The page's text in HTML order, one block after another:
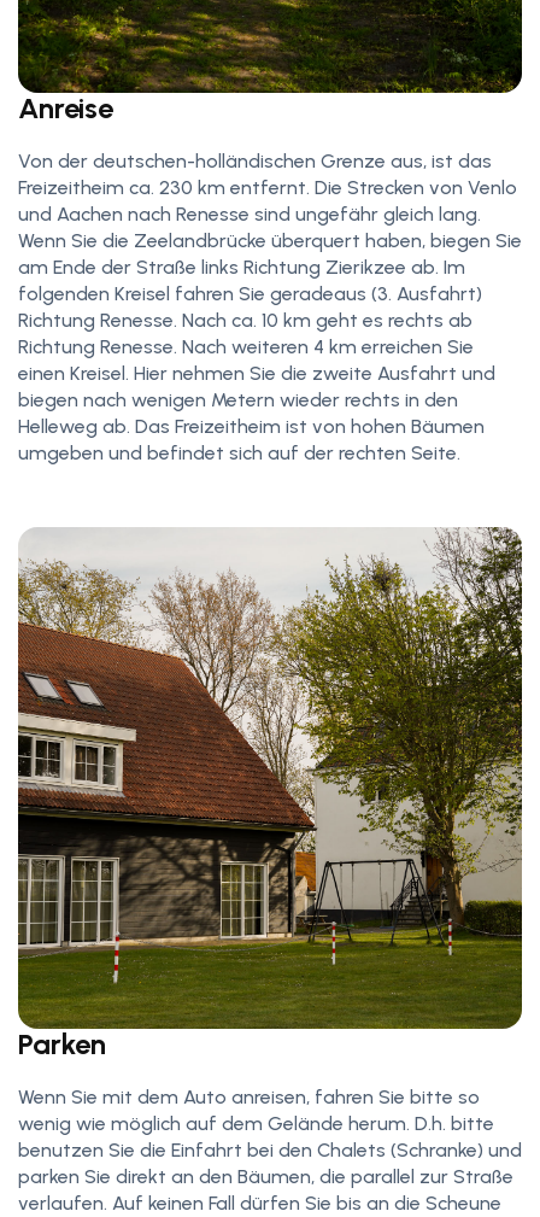
Anreise
Von der deutschen-holländischen Grenze aus, ist das
Freizeitheim ca. 230 km entfernt. Die Strecken von Venlo
und Aachen nach Renesse sind ungefähr gleich lang.
Wenn Sie die Zeelandbrücke überquert haben, biegen Sie
am Ende der Straße links Richtung Zierikzee ab. Im
folgenden Kreisel fahren Sie geradeaus (3. Ausfahrt)
Richtung Renesse. Nach ca. 10 km geht es rechts ab
Richtung Renesse. Nach weiteren 4 km erreichen Sie
einen Kreisel. Hier nehmen Sie die zweite Ausfahrt und
biegen nach wenigen Metern wieder rechts in den
Helleweg ab. Das Freizeitheim ist von hohen Bäumen
umgeben und befindet sich auf der rechten Seite.
Parken
Wenn Sie mit dem Auto anreisen, fahren Sie bitte so
wenig wie möglich auf dem Gelände herum. D.h. bitte
benutzen Sie die Einfahrt bei den Chalets (Schranke) und
parken Sie direkt an den Bäumen, die parallel zur Straße
verlaufen. Auf keinen Fall dürfen Sie bis an die Scheune